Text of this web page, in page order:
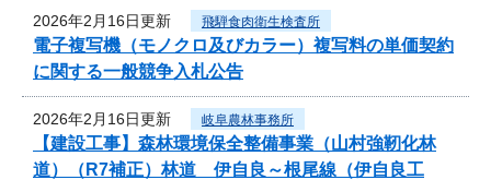
2026年2月16日更新 飛騨食肉衛生検査所
電子複写機（モノクロ及びカラー）複写料の単価契約
に関する一般競争入札公告
2026年2月16日更新 岐阜農林事務所
【建設工事】森林環境保全整備事業（山村強靭化林
道）（R7補正）林道 伊自良～根尾線（伊自良工